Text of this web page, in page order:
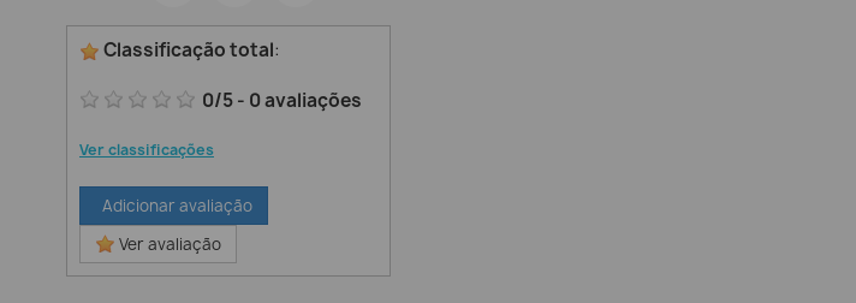
Classificação total:
0/5- 0avaliações
Ver classificações
Adicionar avaliação
Ver avaliação